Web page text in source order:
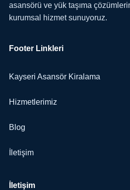
asansörü ve yük taşıma
kurumsal hizmet sunuyoruz.
Footer Linkleri
Kayseri Asansör Kiralama
Hizmetlerimiz
Blog
İletişim
İletişim